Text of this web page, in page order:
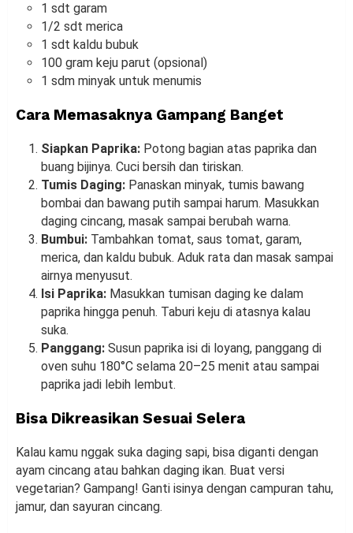
1 sdt garam
1/2 sdt merica
1 sdt kaldu bubuk
100 gram keju parut (opsional)
1 sdm minyak untuk menumis
Cara Memasaknya Gampang Banget
Siapkan Paprika: Potong bagian atas paprika dan
buang bijinya. Cuci bersih dan tiriskan.
Tumis Daging: Panaskan minyak, tumis bawang
bombai dan bawang putih sampai harum. Masukkan
daging cincang, masak sampai berubah warna.
Bumbui: Tambahkan tomat, saus tomat, garam,
merica, dan kaldu bubuk. Aduk rata dan masak sampai
airnya menyusut.
Isi Paprika: Masukkan tumisan daging ke dalam
paprika hingga penuh. Taburi keju di atasnya kalau
suka.
Panggang: Susun paprika isi di loyang, panggang di
oven suhu 180°C selama 20–25 menit atau sampai
paprika jadi lebih lembut.
Bisa Dikreasikan Sesuai Selera
Kalau kamu nggak suka daging sapi, bisa diganti dengan
ayam cincang atau bahkan daging ikan. Buat versi
vegetarian? Gampang! Ganti isinya dengan campuran tahu,
jamur, dan sayuran cincang.